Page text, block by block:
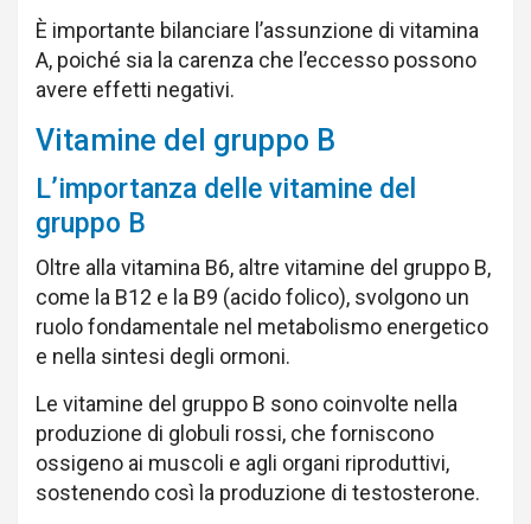
È importante bilanciare l’assunzione di vitamina
A, poiché sia la carenza che l’eccesso possono
avere effetti negativi.
Vitamine del gruppo B
L’importanza delle vitamine del
gruppo B
Oltre alla vitamina B6, altre vitamine del gruppo B,
come la B12 e la B9 (acido folico), svolgono un
ruolo fondamentale nel metabolismo energetico
e nella sintesi degli ormoni.
Le vitamine del gruppo B sono coinvolte nella
produzione di globuli rossi, che forniscono
ossigeno ai muscoli e agli organi riproduttivi,
sostenendo così la produzione di testosterone.